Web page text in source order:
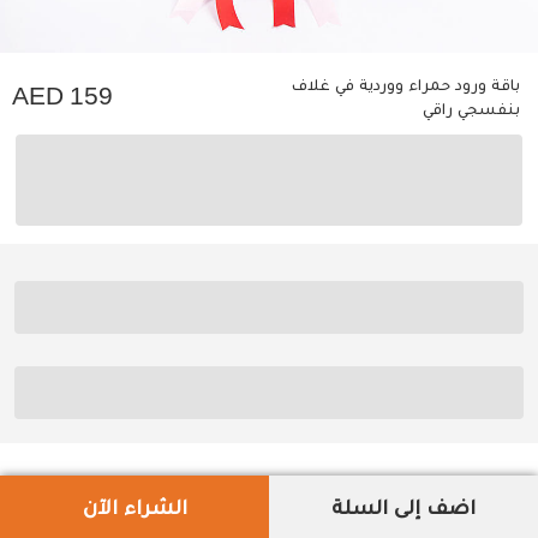
باقة ورود حمراء ووردية في غلاف
بنفسجي راقي
159
اضف إلى السلة الشراء الآن